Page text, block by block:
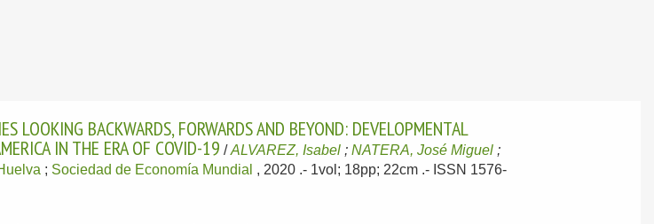
LOOKING BACKWARDS, FORWARDS AND BEYOND: DEVELOPMENTAL
IN THE ERA OF COVID-19 /ALVAREZ, Isabel ;NATERA, José Miguel ;
; Sociedad de Economía Mundial , 2020 .- 1vol; 18pp; 22cm .- ISSN 1576-